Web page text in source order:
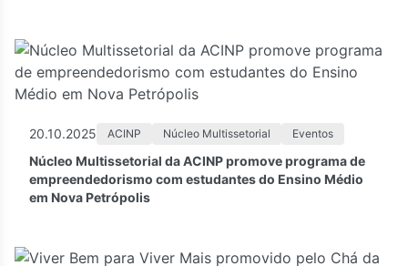
20.10.2025 ACINP Núcleo Multissetorial Eventos
Núcleo Multissetorial da ACINP promove programa de
empreendedorismo com estudantes do Ensino Médio
em Nova Petrópolis